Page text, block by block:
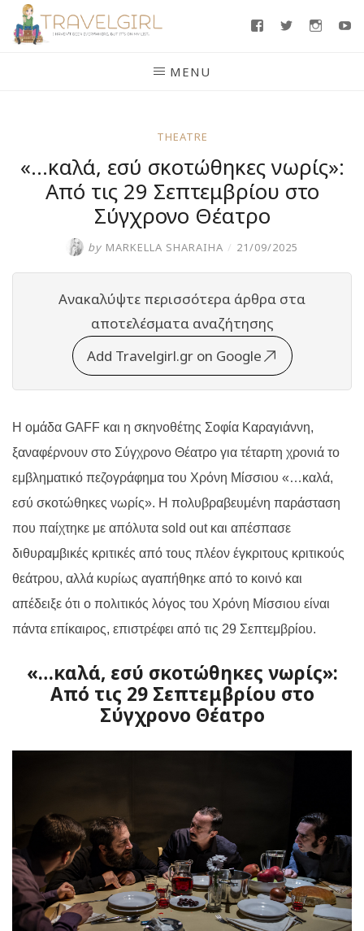
Skip
FacebookTwitter
MENU
THEATRE
«…καλά, εσύ σκοτώθηκες νωρίς»:
Από τις 29 Σεπτεμβρίου στο
Σύγχρονο Θέατρο
by MARKELLA SHARAIHA / 21/09/2025
Ανακαλύψτε περισσότερα άρθρα στα
αποτελέσματα αναζήτησης
Add Travelgirl.gr on Google
Η ομάδα GAFF και η σκηνοθέτης Σοφία Καραγιάννη,
ξαναφέρνουν στο Σύγχρονο Θέατρο για τέταρτη χρονιά το
εμβληματικό πεζογράφημα του Χρόνη Μίσσιου «…καλά,
εσύ σκοτώθηκες νωρίς». Η πολυβραβευμένη παράσταση
που παίχτηκε με απόλυτα sold outκαι απέσπασε
διθυραμβικές κριτικές από τους πλέον έγκριτους κριτικούς
θεάτρου, αλλά κυρίως αγαπήθηκε από το κοινό και
απέδειξε ότι ο πολιτικός λόγος του Χρόνη Μίσσιου είναι
πάντα επίκαιρος, επιστρέφει από τις 29 Σεπτεμβρίου.
«…καλά, εσύ σκοτώθηκες νωρίς»:
Από τις 29 Σεπτεμβρίου στο
Σύγχρονο Θέατρο